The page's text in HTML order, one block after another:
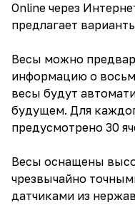
Online через
предлагает
Весы можно
информацию о
весы будут
будущем. Для
предусмотрено 30
Весы оснащены
чрезвычайно
датчиками из